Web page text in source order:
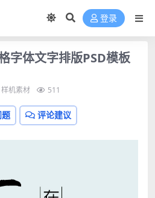
登录
字体文字排版PSD模板
样机素材 511
评论建议